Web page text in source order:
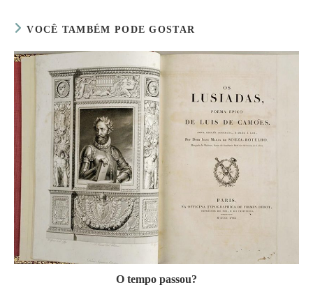
(opcional)
VOCÊ TAMBÉM PODE GOSTAR
O tempo passou?